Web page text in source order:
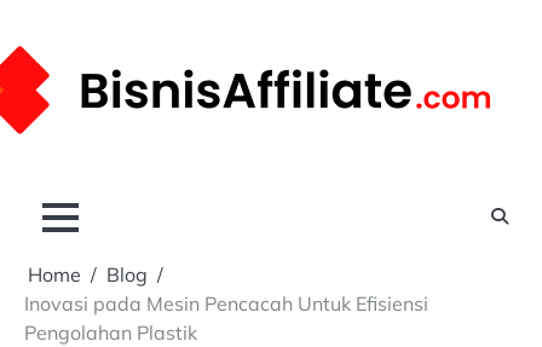
to
content
Home
Blog
Inovasi pada Mesin Pencacah Untuk Efisiensi
Pengolahan Plastik